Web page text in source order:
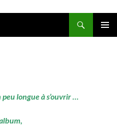
longue à s’ouvrir …